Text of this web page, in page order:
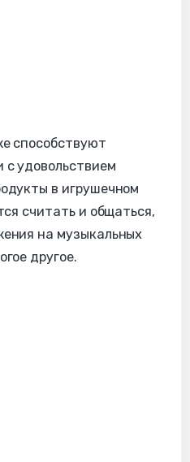
способствуют
удовольствием
в игрушечном
считать и общаться,
на музыкальных
другое.